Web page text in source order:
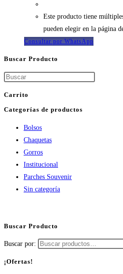
Este producto tiene
pueden elegir en la página
Consultar por WhatsApp
Buscar Producto
Carrito
Categorías de productos
Bolsos
Chaquetas
Gorros
Institucional
Parches Souvenir
Sin categoría
Buscar Producto
Buscar por:
¡Ofertas!